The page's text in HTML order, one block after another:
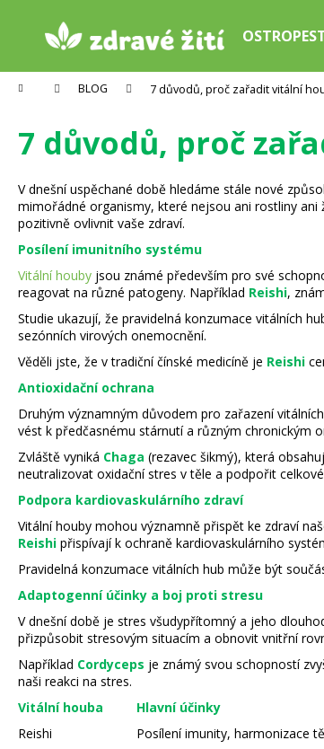
Domů BLOG 7 důvodů, proč zařadit vitální
7 důvodů, proč
V dnešní uspěchané době hledáme stále nové
mimořádné organismy, které nejsou ani rostliny
pozitivně ovlivnit vaše zdraví.
Posílení imunitního systému
Vitální houby jsou známé především pro své
reagovat na různé patogeny. Například Reishi,
Studie ukazují, že pravidelná konzumace vitálních
sezónních virových onemocnění.
Věděli jste, že v tradiční čínské medicíně je Reishi
Antioxidační ochrana
Druhým významným důvodem pro zařazení
vést k předčasnému stárnutí a různým chronickým
Zvláště vyniká Chaga (rezavec šikmý), která
neutralizovat oxidační stres v těle a podpořit
Podpora kardiovaskulárního zdraví
Vitální houby mohou významně přispět ke zdraví
Reishi přispívají k ochraně kardiovaskulárního
Pravidelná konzumace vitálních hub může být
Adaptogenní účinky a boj proti stresu
V dnešní době je stres všudypřítomný a jeho
přizpůsobit stresovým situacím a obnovit vnitřní
Například Cordyceps je známý svou schopností
naši reakci na stres.
Vitální houba
Hlavní účinky
Reishi
Posílení imunity, harmonizace
í
Zpět
do
obchodu
Zpět
do
obchodu